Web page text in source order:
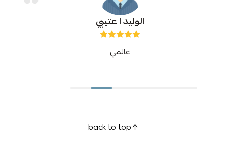
الوليد ا عتيبي
عالمي
back to top